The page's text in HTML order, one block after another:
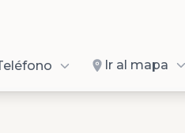
Ir al mapa